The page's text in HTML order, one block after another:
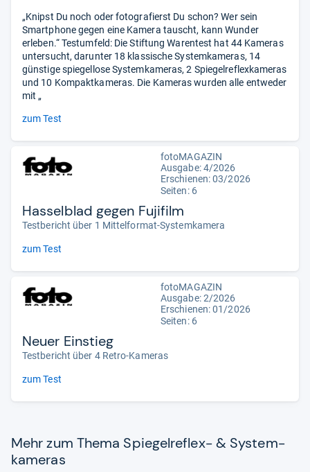
„Knipst Du noch oder fotografierst Du schon? Wer sein
Smartphone gegen eine Kamera tauscht, kann Wunder
erleben.“ Testumfeld: Die Stiftung Warentest hat 44 Kameras
untersucht, darunter 18 klassische Systemkameras, 14
günstige spiegellose Systemkameras, 2 Spiegelreflexkameras
und 10 Kompaktkameras. Die Kameras wurden alle entweder
mit „
zum Test
fotoMAGAZIN
Ausgabe: 4/2026
Erschienen:03/2026
Seiten: 6
Hasselblad gegen Fujifilm
Testbericht über 1 Mittelformat-Systemkamera
zum Test
fotoMAGAZIN
Ausgabe: 2/2026
Erschienen: 01/2026
Seiten: 6
Neuer Einstieg
Testbericht über 4 Retro-Kameras
zum Test
Mehr zum Thema Spie­gel­re­flex-​ & Sys­tem­
ka­me­ras